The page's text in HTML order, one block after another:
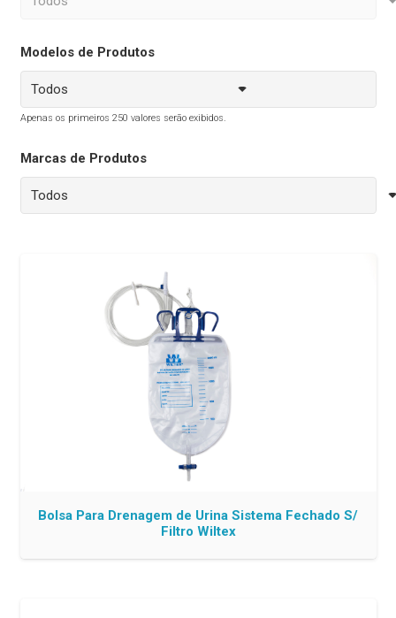
Modelos de Produtos
Apenas os primeiros 250 valores serão exibidos.
Marcas de Produtos
Bolsa Para Drenagem de Urina Sistema Fechado S/
Filtro Wiltex